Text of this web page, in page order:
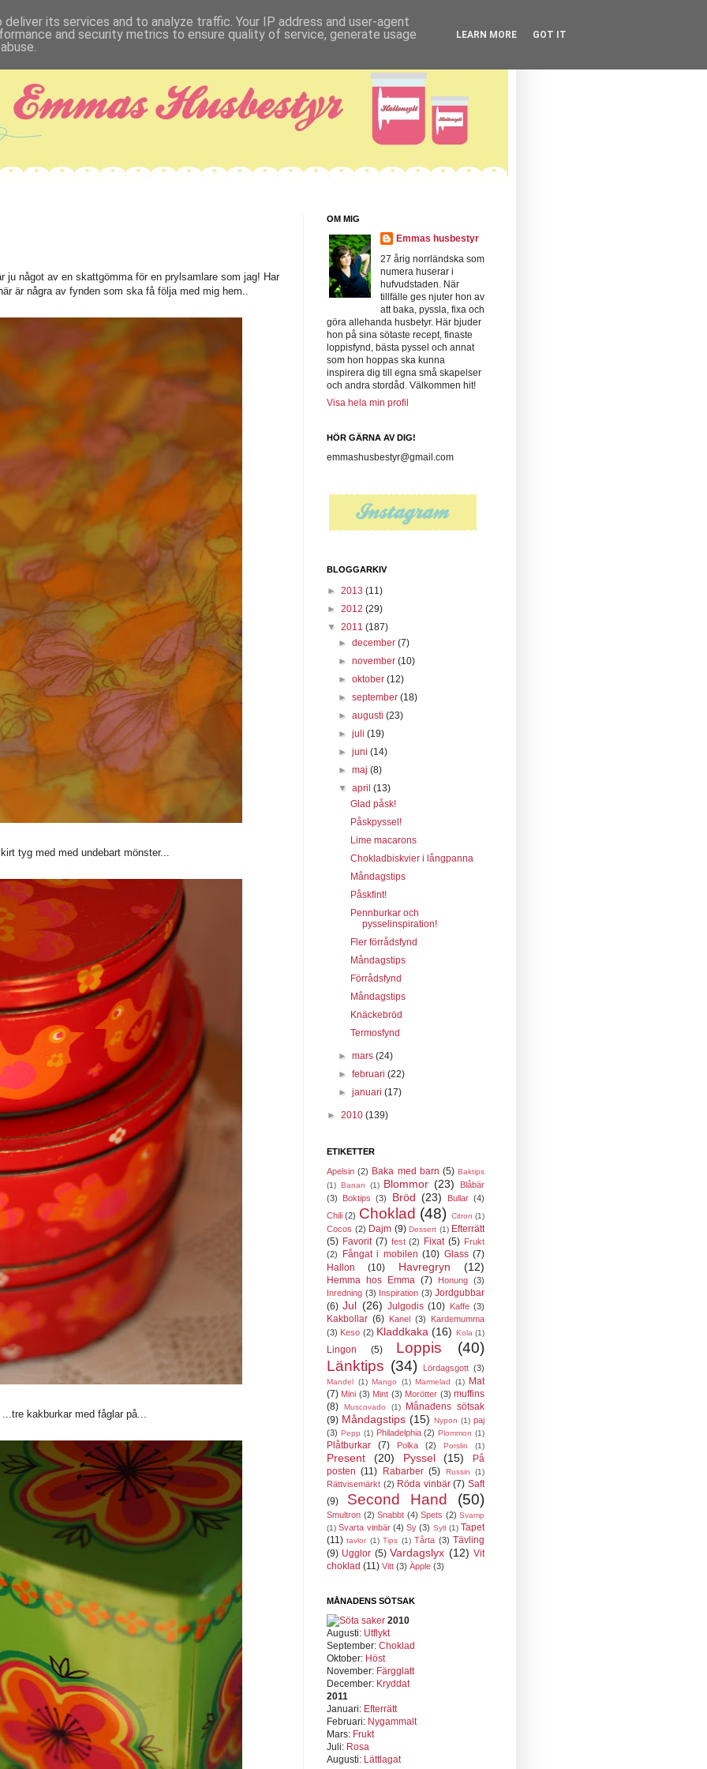
ju något av en skattgömma för en prylsamlare som jag! Har
är några av fynden som ska få följa med mig hem..
tyg med med undebart mönster...
...tre kakburkar med fåglar på...
OM MIG
Emmas husbestyr
27 årig norrländska som
numera huserar i
hufvudstaden. När
tillfälle ges njuter hon av
att baka, pyssla, fixa och
göra allehanda husbetyr. Här bjuder
hon på sina sötaste recept, finaste
loppisfynd, bästa pyssel och annat
som hon hoppas ska kunna
inspirera dig till egna små skapelser
och andra stordåd. Välkommen hit!
Visa hela min profil
HÖR GÄRNA AV DIG!
emmashusbestyr@gmail.com
BLOGGARKIV
► 2013 (11)
► 2012 (29)
▼ 2011 (187)
►december(7)
►november(10)
►oktober(12)
►september(18)
►augusti(23)
►juli(19)
►juni(14)
►maj(8)
▼april(13)
Glad påsk!
Påskpyssel!
Lime macarons
Chokladbiskvier i långpanna
Måndagstips
Påskfint!
Pennburkar och
pysselinspiration!
Fler förrådsfynd
Måndagstips
Förrådsfynd
Måndagstips
Knäckebröd
Termosfynd
►mars(24)
►februari(22)
►januari(17)
► 2010 (139)
ETIKETTER
Apelsin (2) Baka med barn (5) Baktips
(1) Banan (1) Blommor (23)
Blåbär
(3)
Boktips (3) Bröd (23) Bullar (4)
Chili (2) Choklad (48) Citron (1)
Cocos (2) Dajm (9) Dessert (1) Efterrätt
(5) Favorit (7) fest (2) Fixat (5) Frukt
(2)
Fångat i mobilen (10) Glass (7)
Hallon
(10) Havregryn (12)
Hemma hos Emma (7) Honung (3)
Inredning (3) Inspiration (3) Jordgubbar
(6) Jul (26) Julgodis (10) Kaffe (3)
Kakbollar (6) Kanel (3)
Kardemumma
(3) Keso (2) Kladdkaka (16) Kola (1)
Lingon (5) Loppis
(40)
Länktips (34) Lördagsgott (3)
Mandel (1) Mango (1) Marmelad (1)
Mat
(7) Mini (3) Mint (3) Morötter (3) muffins
(8)
Muscovado (1)
Månadens sötsak
(9) Måndagstips (15) Nypon (1) paj
(3) Pepp (1) Philadelphia (2) Plommon (1)
Plåtburkar (7) Polka (2) Porslin (1)
Present (20) Pyssel (15)
På
posten (11) Rabarber (5) Russin (1)
Rättvisemärkt (2) Röda vinbär (7) Saft
(9)
Second Hand (50)
Smultron (2) Snabbt (4) Spets (2) Svamp
(1) Svarta vinbär (4) Sy (3) Sylt (1) Tapet
(11) tavlor (1) Tips (1) Tårta (3) Tävling
(9) Ugglor (5) Vardagslyx (12) Vit
choklad (11) Vitt (3) Äpple (3)
MÅNADENS SÖTSAK
2010
Augusti: Utflykt
September: Choklad
Oktober: Höst
November: Färgglatt
December: Kryddat
2011
Januari: Efterrätt
Februari: Nygammalt
Mars: Frukt
Juli: Rosa
Augusti: Lättlagat
its services and to analyze traffic. Your IP address and user-agent
and security metrics to ensure quality of service, generate usage
LEARN MORE GOT IT